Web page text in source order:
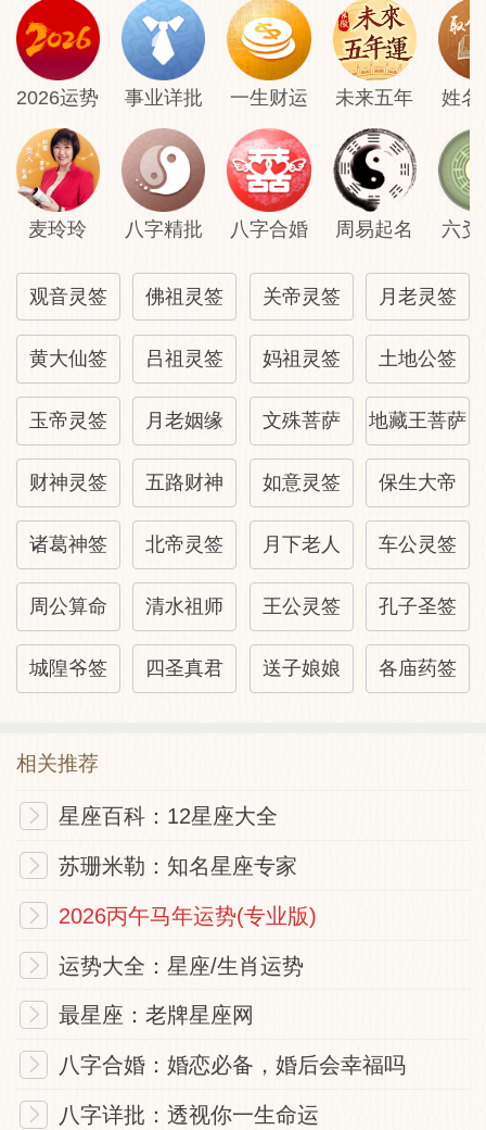
2026运势 事业详批 一生财运 未来五年 姓名
麦玲玲 八字精批 八字合婚 周易起名 六爻
观音灵签 佛祖灵签 关帝灵签 月老灵签
黄大仙签 吕祖灵签 妈祖灵签 土地公签
玉帝灵签 月老姻缘 文殊菩萨 地藏王菩萨
财神灵签 五路财神 如意灵签 保生大帝
诸葛神签 北帝灵签 月下老人 车公灵签
周公算命 清水祖师 王公灵签 孔子圣签
城隍爷签 四圣真君 送子娘娘 各庙药签
相关推荐
星座百科：12星座大全
苏珊米勒：知名星座专家
2026丙午马年运势(专业版)
运势大全：星座/生肖运势
最星座：老牌星座网
八字合婚：婚恋必备，婚后会幸福吗
八字详批：透视你一生命运